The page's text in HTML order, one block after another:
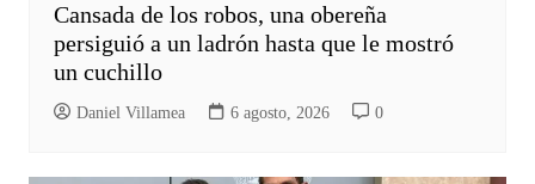
Cansada de los robos, una obereña
persiguió a un ladrón hasta que le mostró
un cuchillo
Daniel Villamea 6 agosto, 2026 0